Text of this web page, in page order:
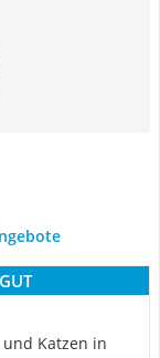
Katzen in